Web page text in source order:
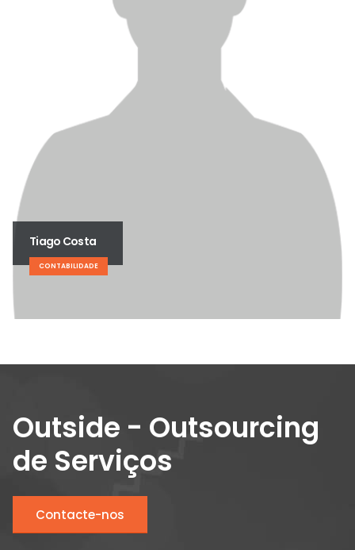
Tiago Costa
CONTABILIDADE
Outside - Outsourcing
de Serviços
Contacte-nos